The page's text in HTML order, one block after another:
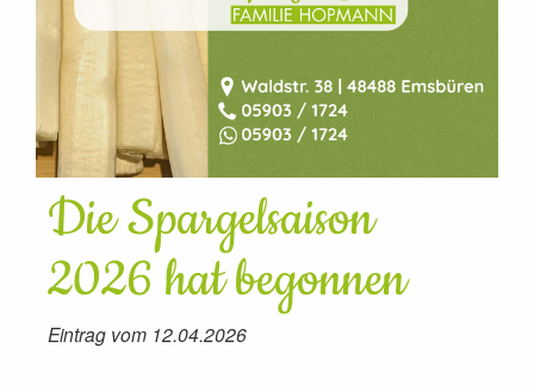
Die Spargelsaison
2026 hat begonnen
Eintrag vom 12.04.2026